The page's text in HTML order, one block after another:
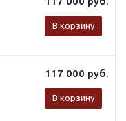
В корзину
117 000 руб.
В корзину